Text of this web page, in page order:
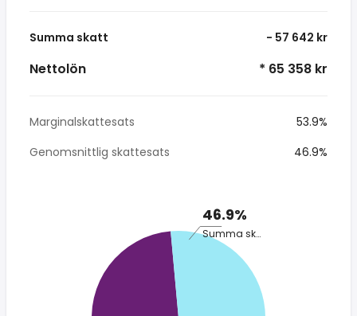
Summa skatt - 57 642 kr
Nettolön * 65 358 kr
Marginalskattesats
53.9%
Genomsnittlig skattesats
46.9%
46.9%
Summa skatt